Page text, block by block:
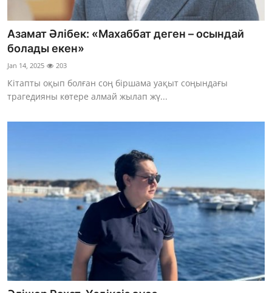
Азамат Әлібек: «Махаббат деген – осындай
болады екен»
Jan 14, 2025 203
Кітапты оқып болған соң біршама уақыт соңындағы
трагедияны көтере алмай жылап жү...